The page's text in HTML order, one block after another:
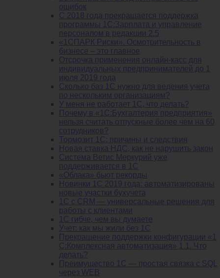
ошибок
С 2018 года прекращается поддержка
программы 1С:Зарплата и управление
персоналом в редакции 2.5
«1СПАРК Риски». Осмотрительность в
бизнесе – это главное
Отсрочка применения онлайн-касс для
индивидуальных предпринимателей до 1
июля 2019 года
Сколько баз 1C нужно для ведения учета
по нескольким организациям?
У меня не работает 1С, что делать?
Почему в «1С:Бухгалтерия предприятия»
нельзя считать отпускные более чем на 60
сотрудников?
Тормозит 1C: причины и следствия
Новая ставка НДС, как не нарушить закон
Система Ветис Меркурий уже
поддерживается в 1С
«Облака» бьют рекорды
Новинки 1С 2019 года: автоматизированы
новые участки бухучета
1С с CRM — универсальные решения для
работы с клиентами
1С гибче, чем вы думаете
Учет: как мы жили без 1С
Прекращение поддержки конфигурации «1
С:Комплексная автоматизация» 1.1. Что
делать?
Преимущество 1С — простая связка с SQL
через WEB